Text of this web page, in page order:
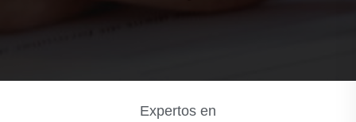
Expertos en